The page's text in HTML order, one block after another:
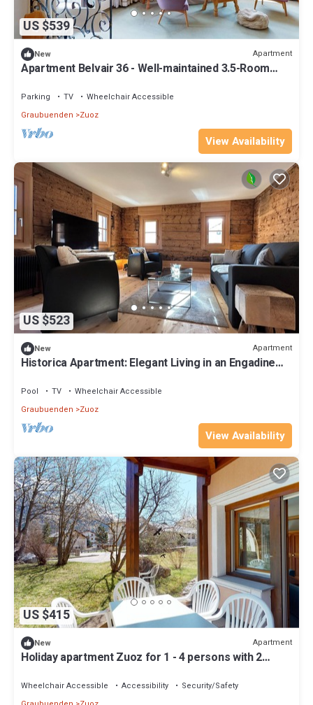
US $539
New Apartment
Apartment Belvair 36 - Well-maintained 3.5-Room
Parking TV
Wheelchair Accessible
Graubuenden
Zuoz
View Availability
US $523
New Apartment
Historica Apartment: Elegant Living in an Engadine
Pool TV
Wheelchair Accessible
Graubuenden
Zuoz
View Availability
US $415
New Apartment
Holiday apartment Zuoz for 1 - 4 persons with 2
Wheelchair Accessible Accessibility
Security/Safety